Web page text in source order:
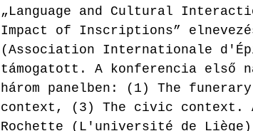
„Language and Cultural
Impact of Inscriptions”
(Association Internationale
támogatott. A konferencia első
három panelben: (1) The
context, (3) The civic context.
Rochette (L'université de